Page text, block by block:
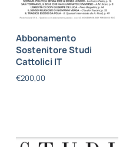
Abbonamento
Sostenitore Studi
Cattolici IT
€200,00